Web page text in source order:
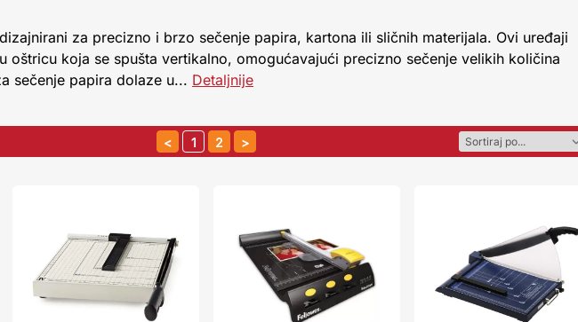
za precizno i brzo sečenje papira, kartona ili sličnih materijala. Ovi uređaji
oštricu koja se spušta vertikalno, omogućavajući precizno sečenje velikih količina
sečenje papira dolaze u... Detaljnije
1 2